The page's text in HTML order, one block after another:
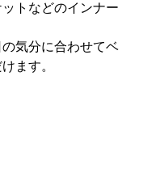
トなどのインナー
気分に合わせてベ
ます。